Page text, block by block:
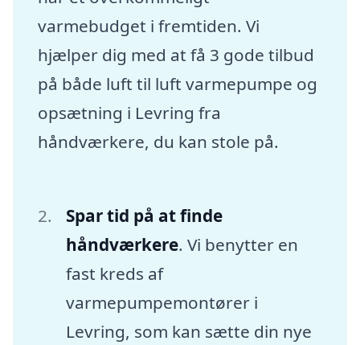
varmebudget i fremtiden. Vi
hjælper dig med at få 3 gode tilbud
på både luft til luft varmepumpe og
opsætning i Levring fra
håndværkere, du kan stole på.
Spar tid på at finde
håndværkere. Vi benytter en
fast kreds af
varmepumpemontører i
Levring, som kan sætte din nye